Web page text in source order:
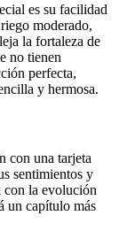
es su facilidad
moderado,
la fortaleza de
no tienen
perfecta,
y hermosa.
con una tarjeta
sentimientos y
con la evolución
un capítulo más